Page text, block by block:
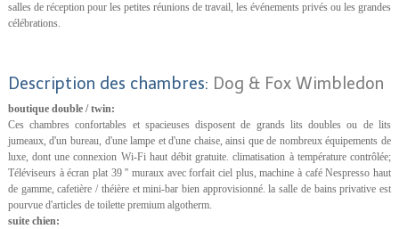
salles de réception pour les petites réunions de travail, les événements privés ou les grandes
célébrations.
Description des chambres: Dog & Fox Wimbledon
boutique double / twin:
Ces chambres confortables et spacieuses disposent de grands lits doubles ou de lits
jumeaux, d'un bureau, d'une lampe et d'une chaise, ainsi que de nombreux équipements de
luxe, dont une connexion Wi-Fi haut débit gratuite. climatisation à température contrôlée;
Téléviseurs à écran plat 39 '' muraux avec forfait ciel plus, machine à café Nespresso haut
de gamme, cafetière / théière et mini-bar bien approvisionné. la salle de bains privative est
pourvue d'articles de toilette premium algotherm.
suite chien: